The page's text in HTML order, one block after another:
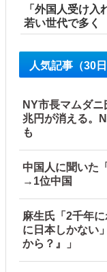
「外国人受け
若い世代で多く
人気記事（30日
NY市長マムダ
兆円が消える。
も
中国人に聞いた
→1位中国
麻生氏「2千年
に日本しかない
から？』」